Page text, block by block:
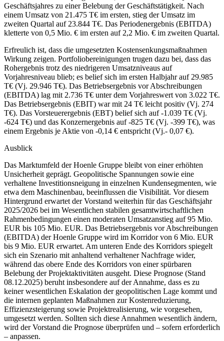
Geschäftsjahres zu einer Belebung der Geschäftstätigkeit. Nach
einem Umsatz von 21.475 T€ im ersten, stieg der Umsatz im
zweiten Quartal auf 23.844 T€. Das Periodenergebnis (EBITDA)
kletterte von 0,5 Mio. € im ersten auf 2,2 Mio. € im zweiten Quartal.
Erfreulich ist, dass die umgesetzten Kostensenkungsmaßnahmen
Wirkung zeigen. Portfoliobereinigungen trugen dazu bei, dass das
Rohergebnis trotz des niedrigeren Umsatzniveaus auf
Vorjahresniveau blieb; es belief sich im ersten Halbjahr auf 29.985
T€ (Vj. 29.946 T€). Das Betriebsergebnis vor Abschreibungen
(EBITDA) lag mit 2.736 T€ unter dem Vorjahreswert von 3.022 T€.
Das Betriebsergebnis (EBIT) war mit 24 T€ leicht positiv (Vj. 274
T€). Das Vorsteuerergebnis (EBT) belief sich auf -1.039 T€ (Vj.
-624 T€) und das Konzernergebnis auf -825 T€ (Vj. -399 T€), was
einem Ergebnis je Aktie von -0,14 € entspricht (Vj.- 0,07 €).
Ausblick
Das Marktumfeld der Hoenle Gruppe bleibt von einer erhöhten
Unsicherheit geprägt. Geopolitische Spannungen sowie eine
verhaltene Investitionsneigung in einzelnen Kundensegmenten, wie
etwa dem Maschinenbau, beeinflussen die Visibilität. Vor diesem
Hintergrund erwartet der Vorstand weiterhin für das Geschäftsjahr
2025/2026 bei im Wesentlichen stabilen gesamtwirtschaftlichen
Rahmenbedingungen einen moderaten Umsatzanstieg auf 95 Mio.
EUR bis 105 Mio. EUR. Das Betriebsergebnis vor Abschreibungen
(EBITDA) der Hoenle Gruppe wird im Korridor von 6 Mio. EUR
bis 9 Mio. EUR erwartet. Am unteren Ende des Korridors spiegelt
sich ein Szenario mit anhaltend verhaltener Nachfrage wider,
während das obere Ende des Korridors von einer spürbaren
Belebung der Projektaktivitäten ausgeht. Diese Prognose (Stand
08.12.2025) beruht insbesondere auf der Annahme, dass es zu
keiner wesentlichen Eskalation der geopolitischen Lage kommt und
die internen geplanten Maßnahmen zur Kostenreduzierung,
Effizienzsteigerung sowie Projektrealisierung, wie vorgesehen,
umgesetzt werden. Sollten sich diese Annahmen wesentlich ändern,
wird der Vorstand die Prognose überprüfen und – sofern erforderlich
– anpassen.